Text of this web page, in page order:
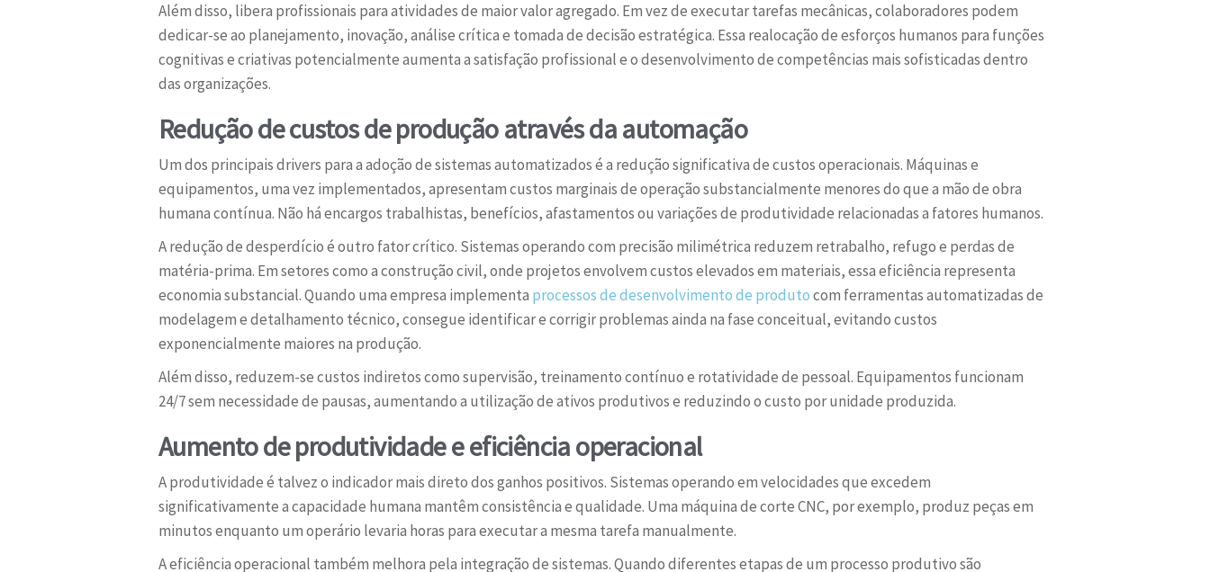
Além disso, libera profissionais para atividades de maior valor agregado. Em vez de executar tarefas mecânicas, colaboradores podem
dedicar-se ao planejamento, inovação, análise crítica e tomada de decisão estratégica. Essa realocação de esforços humanos para funções
cognitivas e criativas potencialmente aumenta a satisfação profissional e o desenvolvimento de competências mais sofisticadas dentro
das organizações.
Redução de custos de produção através da automação
Um dos principais drivers para a adoção de sistemas automatizados é a redução significativa de custos operacionais. Máquinas e
equipamentos, uma vez implementados, apresentam custos marginais de operação substancialmente menores do que a mão de obra
humana contínua. Não há encargos trabalhistas, benefícios, afastamentos ou variações de produtividade relacionadas a fatores humanos.
A redução de desperdício é outro fator crítico. Sistemas operando com precisão milimétrica reduzem retrabalho, refugo e perdas de
matéria-prima. Em setores como a construção civil, onde projetos envolvem custos elevados em materiais, essa eficiência representa
economia substancial. Quando uma empresa implementa processos de desenvolvimento de produtocom ferramentas automatizadas de
modelagem e detalhamento técnico, consegue identificar e corrigir problemas ainda na fase conceitual, evitando custos
exponencialmente maiores na produção.
Além disso, reduzem-se custos indiretos como supervisão, treinamento contínuo e rotatividade de pessoal. Equipamentos funcionam
24/7 sem necessidade de pausas, aumentando a utilização de ativos produtivos e reduzindo o custo por unidade produzida.
Aumento de produtividade e eficiência operacional
A produtividade é talvez o indicador mais direto dos ganhos positivos. Sistemas operando em velocidades que excedem
significativamente a capacidade humana mantêm consistência e qualidade. Uma máquina de corte CNC, por exemplo, produz peças em
minutos enquanto um operário levaria horas para executar a mesma tarefa manualmente.
A eficiência operacional também melhora pela integração de sistemas. Quando diferentes etapas de um processo produtivo são